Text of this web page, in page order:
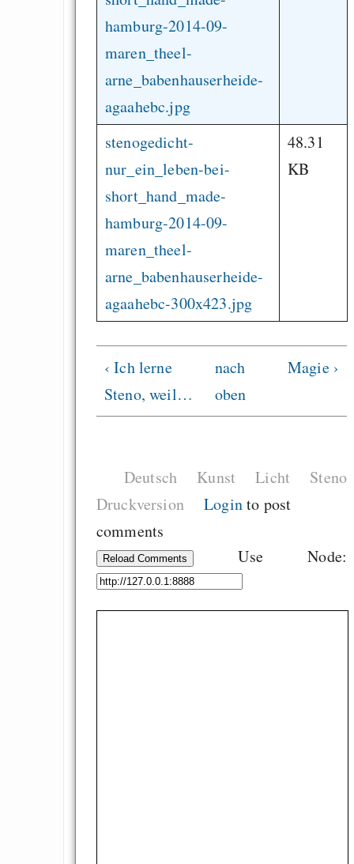
hamburg-2014-09-
maren_theel-
arne_babenhauserheide-
agaahebc.jpg
stenogedicht-
nur_ein_leben-bei-
short_hand_made-
hamburg-2014-09-
maren_theel-
arne_babenhauserheide-
agaahebc-300x423.jpg
48.31
KB
‹ Ich lerne
Steno, weil…
nach
oben
Magie ›
Deutsch Kunst Licht
Steno
Druckversion
Loginto post
comments
Reload Comments Use Node: